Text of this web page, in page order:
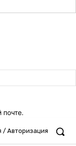
/ Авторизация